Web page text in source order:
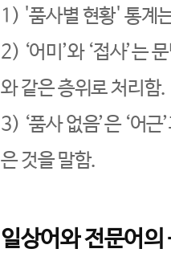
1) '품사별 현황' 통계
2) ‘어미’와 ‘접사’는
와 같은 층위로 처리함.
3) ‘품사 없음’은 ‘어
은 것을 말함.
일상어와 전문어의